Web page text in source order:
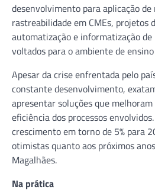
desenvolvimento para aplicação de
rastreabilidade em CMEs, projetos
automatização e informatização
voltados para o ambiente de
Apesar da crise enfrentada pelo
constante desenvolvimento,
apresentar soluções que
eficiência dos processos
crescimento em torno de 5% para
otimistas quanto aos próximos
Magalhães.
Na prática